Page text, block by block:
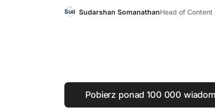
Sudarshan SomanathanHead of Content
Pobierz ponad 100 000